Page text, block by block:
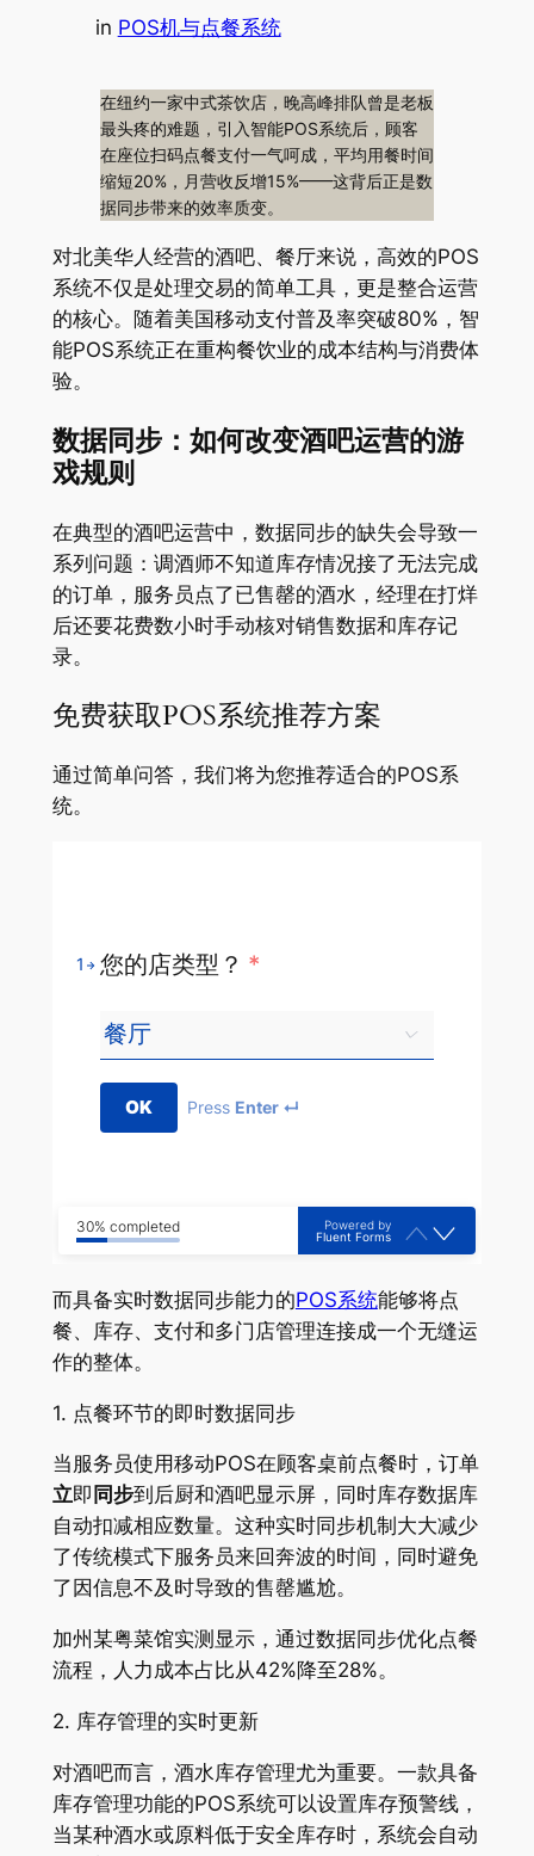
in POS机与点餐系统
在纽约一家中式茶饮店，晚高峰排队曾是老板
最头疼的难题，引入智能POS系统后，顾客
在座位扫码点餐支付一气呵成，平均用餐时间
缩短20%，月营收反增15%——这背后正是数
据同步带来的效率质变。
对北美华人经营的酒吧、餐厅来说，高效的POS
系统不仅是处理交易的简单工具，更是整合运营
的核心。随着美国移动支付普及率突破80%，智
能POS系统正在重构餐饮业的成本结构与消费体
验。
数据同步：如何改变酒吧运营的游
戏规则
在典型的酒吧运营中，数据同步的缺失会导致一
系列问题：调酒师不知道库存情况接了无法完成
的订单，服务员点了已售罄的酒水，经理在打烊
后还要花费数小时手动核对销售数据和库存记
录。
免费获取POS系统推荐方案
通过简单问答，我们将为您推荐适合的POS系
统。
1 您的店类型？ *
OK Press Enter ↵
30% completed
Powered by
Fluent Forms
而具备实时数据同步能力的POS系统能够将点
餐、库存、支付和多门店管理连接成一个无缝运
作的整体。
1. 点餐环节的即时数据同步
当服务员使用移动POS在顾客桌前点餐时，订单
立即 同步到后厨和酒吧显示屏，同时库存数据库
自动扣减相应数量。这种实时同步机制大大减少
了传统模式下服务员来回奔波的时间，同时避免
了因信息不及时导致的售罄尴尬。
加州某粤菜馆实测显示，通过数据同步优化点餐
流程，人力成本占比从42%降至28%。
2. 库存管理的实时更新
对酒吧而言，酒水库存管理尤为重要。一款具备
库存管理功能的POS系统可以设置库存预警线，
当某种酒水或原料低于安全库存时，系统会自动